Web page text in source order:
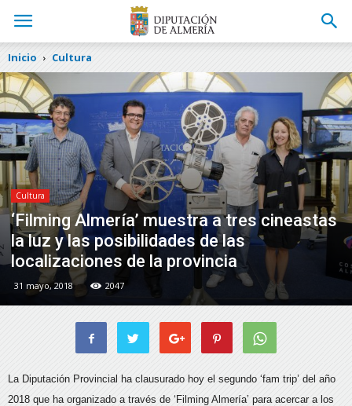
Inicio Cultura
Cultura
‘Filming Almería’ muestra a tres cineastas
la luz y las posibilidades de las
localizaciones de la provincia
31 mayo, 2018 2047
La Diputación Provincial ha clausurado hoy el segundo ‘fam trip’ del año
2018 que ha organizado a través de ‘Filming Almería’ para acercar a los